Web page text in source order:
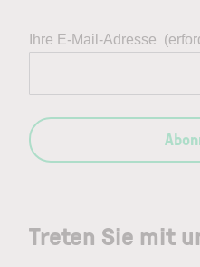
Treten Sie mit
Ihre E-Mail-Adresse